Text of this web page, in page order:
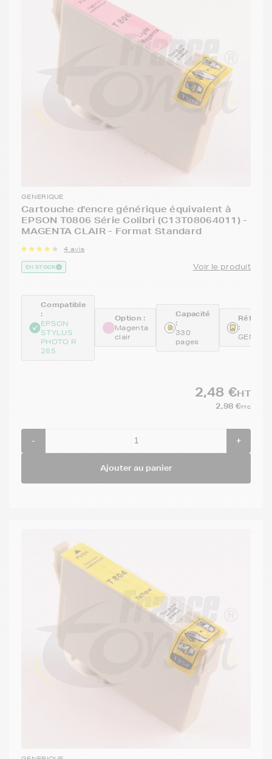
GENERIQUE
Cartouche d'encre générique équivalent à
EPSON T0806 Série Colibri (C13T08064011) -
MAGENTA CLAIR - Format Standard
4 avis
EN STOCK Voir le produit
Compatible
:
EPSON
STYLUS
PHOTO R
265
Option :
Magenta
clair
Capacité
:
330
pages
:
2,48 €HT
2,98 €TTC
- +
Ajouter au panier